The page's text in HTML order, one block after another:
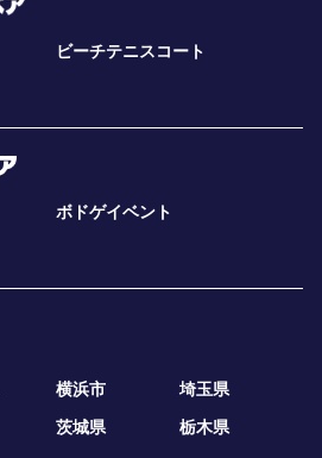
ビーチテニスコート
ボドゲイベント
横浜市
埼玉県
茨城県 栃木県